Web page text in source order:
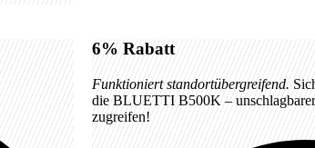
6% Rabatt
Funktioniert standortübergreifend.
die BLUETTI B500K –
zugreifen!